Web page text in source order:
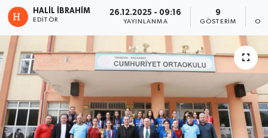
HALİL İBRAHİM
EDITÖR
26.12.2025 - 09:16
YAYINLANMA
9
GÖSTERIM
Haber Arşivi